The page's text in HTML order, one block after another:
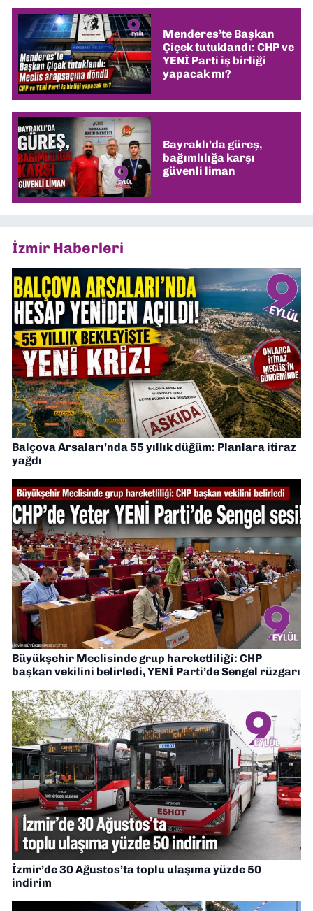
Menderes’te Başkan
Çiçek tutuklandı: CHP ve
YENİ Parti iş birliği
yapacak mı?
Bayraklı’da güreş,
bağımlılığa karşı
güvenli liman
İzmir Haberleri
Balçova Arsaları’nda 55 yıllık düğüm: Planlara itiraz
yağdı
Büyükşehir Meclisinde grup hareketliliği: CHP
başkan vekilini belirledi, YENİ Parti’de Sengel rüzgarı
İzmir’de 30 Ağustos’ta toplu ulaşıma yüzde 50
indirim